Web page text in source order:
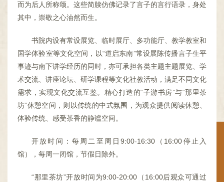
而为后人所称颂。这些简牍仿佛记录了言子的言行语录，身处
其中，崇敬之心油然而生。
书院内设有常设展览、临时展厅、多功能厅、教学教室和
国学体验室等文化空间，以“道启东南”常设展陈传播言子生平
事迹与南下讲学经历的同时，亦可承担各类主题主题展览、学
术交流、讲座论坛、研学课程等文化社教活动，满足不同文化
需求，实现文化交流互鉴。精心打造的“子游书房”与“那里茶
坊”休憩空间，则以传统的中式氛围，为观众提供阅读休憩、
体验传统、感受茶香的静谧空间。
开放时间：每周二至周日9:00-16:30（16:00停止入
馆），每周一闭馆，节假日除外。
“那里茶坊”开放时间为9:00-20:00（16:00后观众可通过